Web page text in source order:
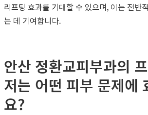
리프팅 효과를 기대할 수 있으며, 이는 전반
는 데 기여합니다.
안산 정환교피부과의
저는 어떤 피부 문제에
요?